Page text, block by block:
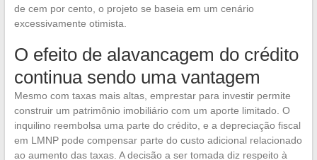
de cem por cento, o projeto se baseia em um cenário
excessivamente otimista.
O efeito de alavancagem do crédito
continua sendo uma vantagem
Mesmo com taxas mais altas, emprestar para investir permite
construir um patrimônio imobiliário com um aporte limitado. O
inquilino reembolsa uma parte do crédito, e a depreciação fiscal
em LMNP pode compensar parte do custo adicional relacionado
ao aumento das taxas. A decisão a ser tomada diz respeito à